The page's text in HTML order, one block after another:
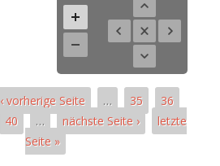
‹ vorherige Seite … 35
36
40 … nächste Seite ›
letzte
Seite »